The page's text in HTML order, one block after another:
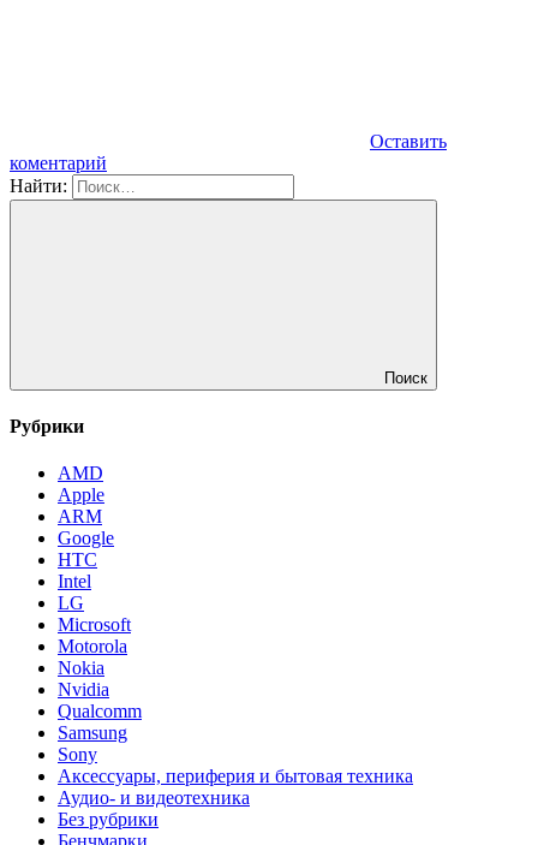
Оставить
коментарий
Найти:
Поиск
Рубрики
AMD
Apple
ARM
Google
HTC
Intel
LG
Microsoft
Motorola
Nokia
Nvidia
Qualcomm
Samsung
Sony
Аксессуары, периферия и бытовая техника
Аудио- и видеотехника
Без рубрики